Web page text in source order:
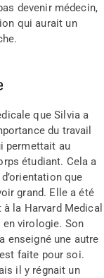
devenir médecin,
qui aurait un
que Silvia a
du travail
permettait au
étudiant. Cela a
que
grand. Elle a été
la Harvard Medical
virologie. Son
enseigné une autre
faite pour soi.
il y régnait un